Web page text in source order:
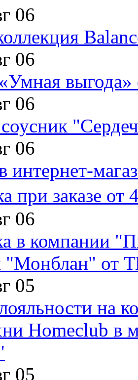
06
06
выгода»
06
06
интернет-
при заказе от
06
в компании
"Монблан" от
05
на
Homeclub в
05